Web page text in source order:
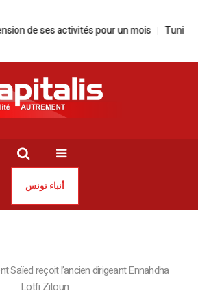
de ses activités pour un mois Tunisie |
أنباء تونس
Saïed reçoit l’ancien dirigeant Ennahdha
Lotfi Zitoun